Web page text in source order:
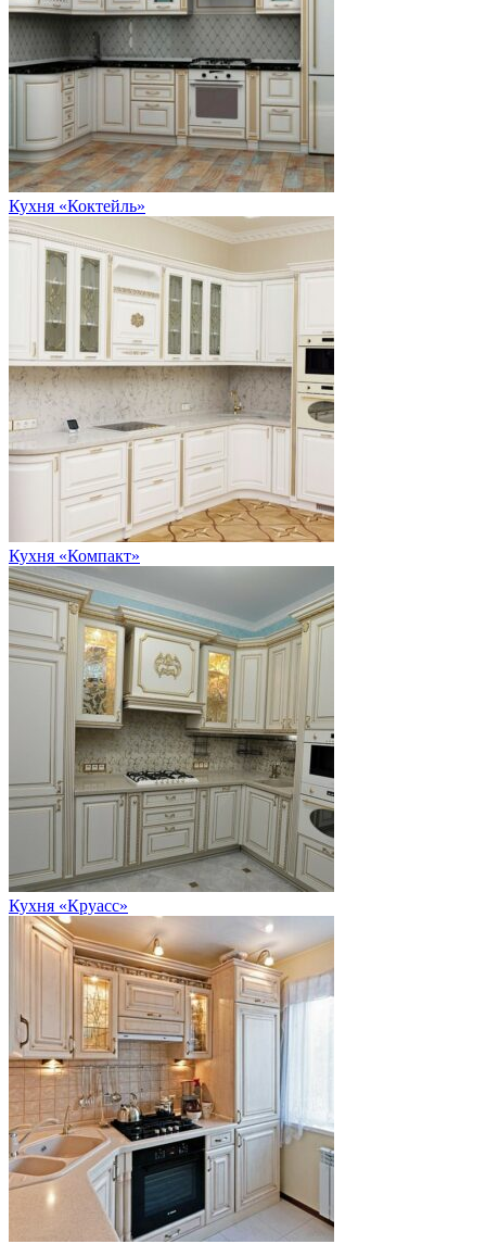
Кухня «Коктейль»
Кухня «Компакт»
Кухня «Круасс»